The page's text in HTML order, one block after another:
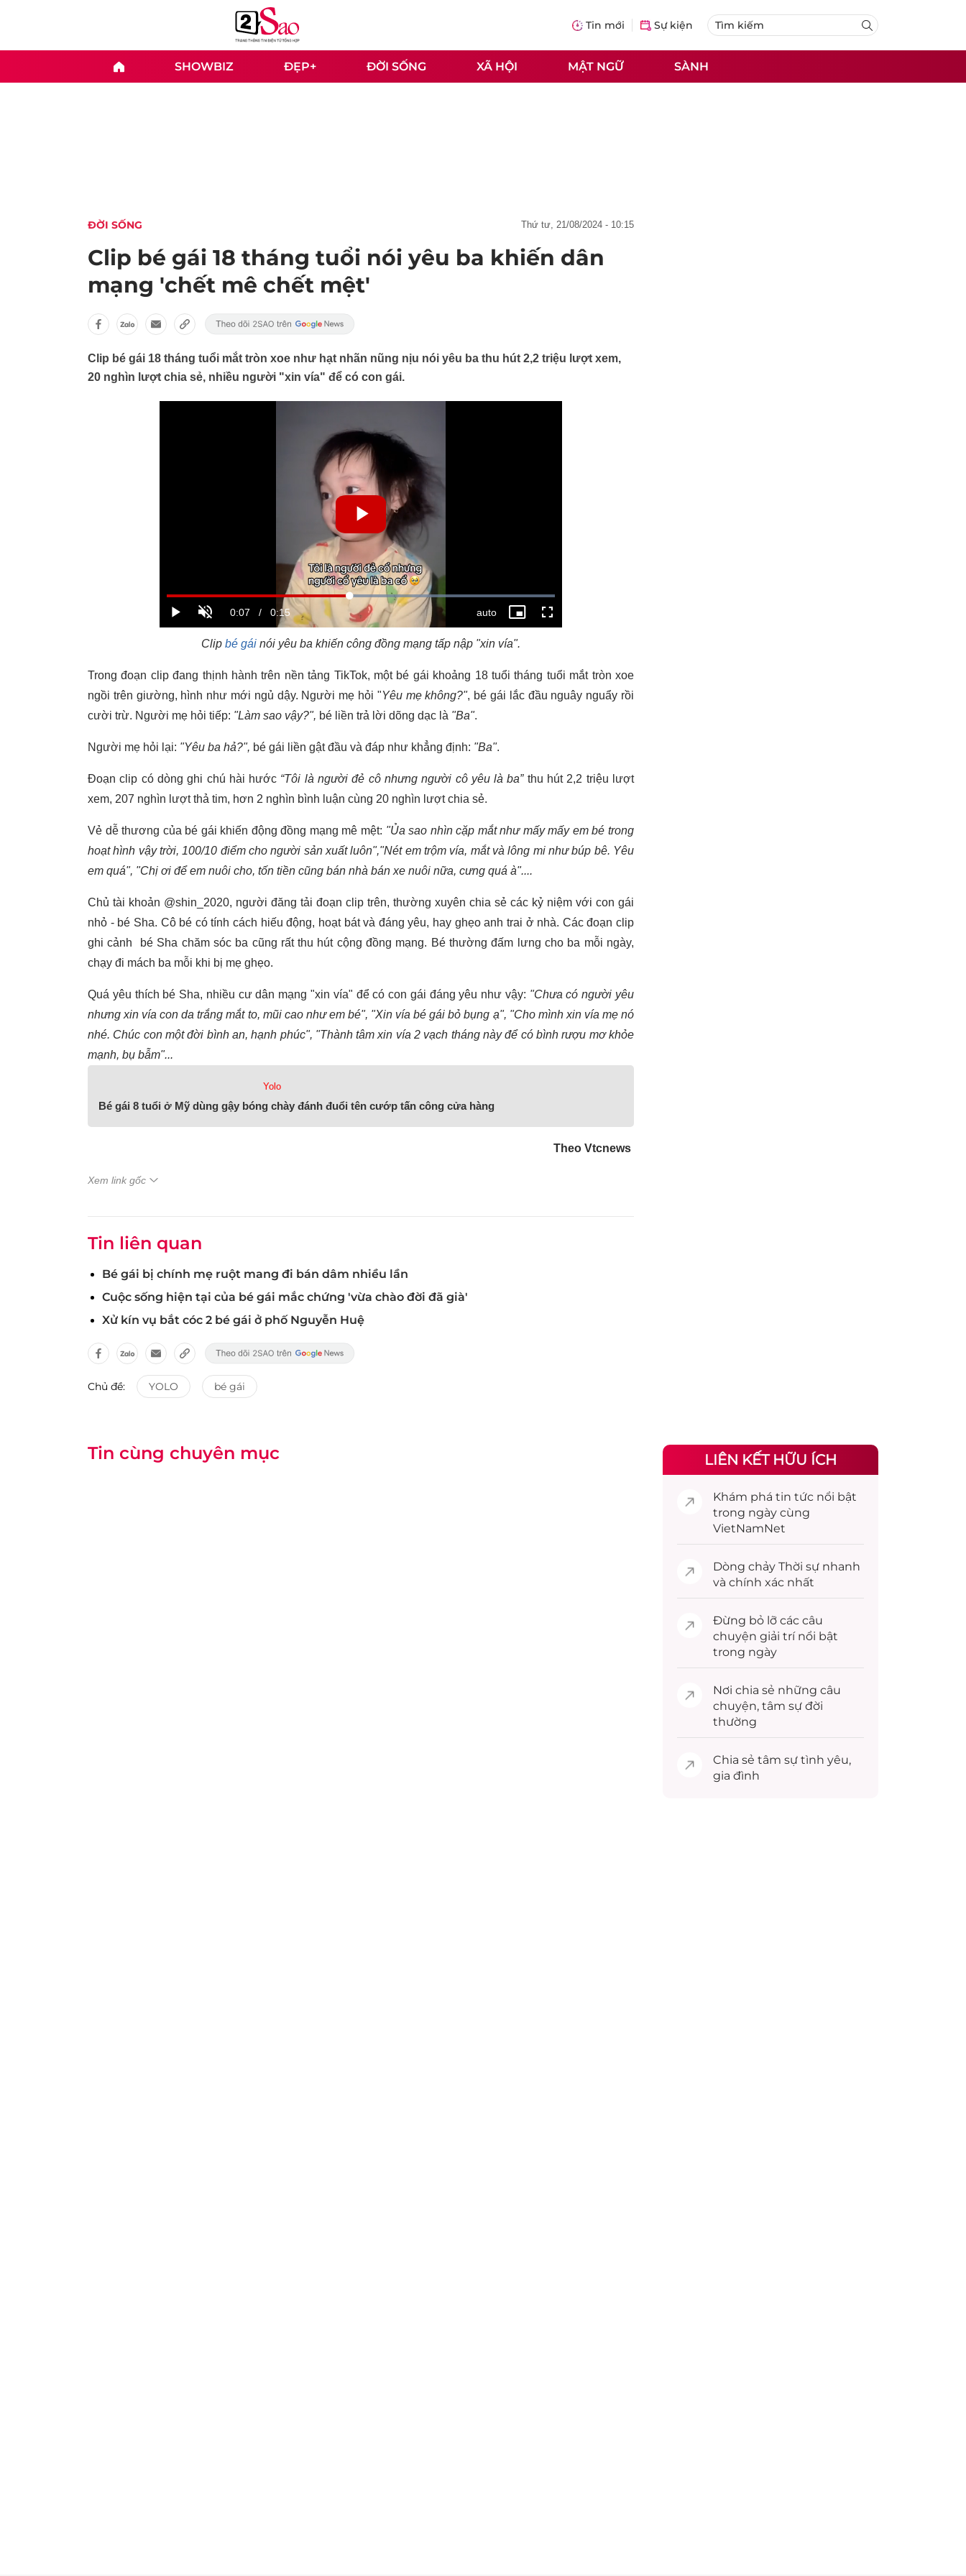
Tin mới Sự kiện
SHOWBIZ ĐẸP+ ĐỜI SỐNG XÃ HỘI MẬT NGỮ SÀNH
ĐỜI SỐNG thứ tư, 21/08/2024 - 10:15
Clip bé gái 18 tháng tuổi nói yêu ba khiến dân
mạng 'chết mê chết mệt'
Clip bé gái 18 tháng tuổi mắt tròn xoe như hạt nhãn nũng nịu nói yêu ba thu hút 2,2 triệu lượt xem,
20 nghìn lượt chia sẻ, nhiều người "xin vía" để có con gái.
Clip bé gái nói yêu ba khiến công đồng mạng tấp nập "xin vía".
Trong đoạn clip đang thịnh hành trên nền tảng TikTok, một bé gái khoảng 18 tuổi tháng tuổi mắt tròn xoe
ngồi trên giường, hình như mới ngủ dậy. Người mẹ hỏi "Yêu mẹ không?", bé gái lắc đầu nguây nguẩy rồi
cười trừ. Người mẹ hỏi tiếp: "Làm sao vậy?", bé liền trả lời dõng dạc là "Ba".
Người mẹ hỏi lại: "Yêu ba hả?", bé gái liền gật đầu và đáp như khẳng định: "Ba".
Đoạn clip có dòng ghi chú hài hước “Tôi là người đẻ cô nhưng người cô yêu là ba”thu hút 2,2 triệu lượt
xem, 207 nghìn lượt thả tim, hơn 2 nghìn bình luận cùng 20 nghìn lượt chia sẻ.
Vẻ dễ thương của bé gái khiến động đồng mạng mê mệt: "Ủa sao nhìn cặp mắt như mấy mấy em bé trong
hoạt hình vậy trời, 100/10 điểm cho người sản xuất luôn","Nét em trộm vía, mắt và lông mi như búp bê. Yêu
em quá", "Chị ơi để em nuôi cho, tốn tiền cũng bán nhà bán xe nuôi nữa, cưng quá à"....
Chủ tài khoản @shin_2020, người đăng tải đoạn clip trên, thường xuyên chia sẻ các kỷ niệm với con gái
nhỏ - bé Sha. Cô bé có tính cách hiếu động, hoạt bát và đáng yêu, hay ghẹo anh trai ở nhà. Các đoạn clip
ghi cảnh bé Sha chăm sóc ba cũng rất thu hút cộng đồng mạng. Bé thường đấm lưng cho ba mỗi ngày,
chạy đi mách ba mỗi khi bị mẹ ghẹo.
Quá yêu thích bé Sha, nhiều cư dân mạng "xin vía" để có con gái đáng yêu như vậy: "Chưa có người yêu
nhưng xin vía con da trắng mắt to, mũi cao như em bé", "Xin vía bé gái bỏ bụng ạ", "Cho mình xin vía mẹ nó
nhé. Chúc con một đời bình an, hạnh phúc", "Thành tâm xin vía 2 vạch tháng này để có bình rượu mơ khỏe
mạnh, bụ bẫm"...
Yolo
Bé gái 8 tuổi ở Mỹ dùng gậy bóng chày đánh đuổi tên cướp tấn công cửa hàng
Theo Vtcnews
Xem link gốc
Tin liên quan
Bé gái bị chính mẹ ruột mang đi bán dâm nhiều lần
Cuộc sống hiện tại của bé gái mắc chứng 'vừa chào đời đã già'
Xử kín vụ bắt cóc 2 bé gái ở phố Nguyễn Huệ
Chủ đề: YOLO bé gái
Tin cùng chuyên mục LIÊN KẾT HỮU ÍCH
Khám phá tin tức nổi bật
trong ngày cùng
VietNamNet
Dòng chảy Thời sự nhanh
và chính xác nhất
Đừng bỏ lỡ các câu
chuyện giải trínổi bật
trong ngày
Nơi chia sẻ những câu
chuyện, tâm sự đời
thường
Chia sẻ tâm sự tình yêu,
gia đình